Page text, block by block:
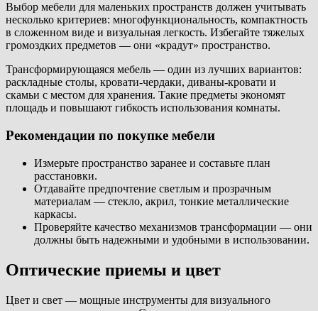
Выбор мебели для маленьких пространств должен учитывать
несколько критериев: многофункциональность, компактность
в сложенном виде и визуальная легкость. Избегайте тяжелых
громоздких предметов — они «крадут» пространство.
Трансформирующаяся мебель — один из лучших вариантов:
раскладные столы, кровати-чердаки, диваны-кровати и
скамьи с местом для хранения. Такие предметы экономят
площадь и повышают гибкость использования комнаты.
Рекомендации по покупке мебели
Измерьте пространство заранее и составьте план
расстановки.
Отдавайте предпочтение светлым и прозрачным
материалам — стекло, акрил, тонкие металлические
каркасы.
Проверяйте качество механизмов трансформации — они
должны быть надежными и удобными в использовании.
Оптические приемы и цвет
Цвет и свет — мощные инструменты для визуального